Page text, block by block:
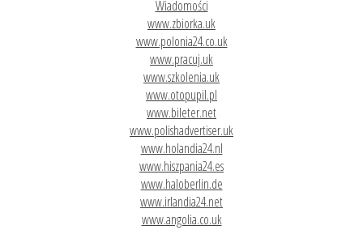
Wiadomości
www.zbiorka.uk
www.polonia24.co.uk
www.pracuj.uk
www.szkolenia.uk
www.otopupil.pl
www.bileter.net
www.polishadvertiser.uk
www.holandia24.nl
www.hiszpania24.es
www.haloberlin.de
www.irlandia24.net
www.angolia.co.uk